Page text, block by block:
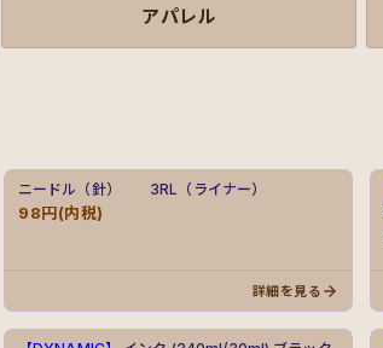
アパレル
ニードル（針） 3RL（ライナー）
98円(内税)
詳細を見る